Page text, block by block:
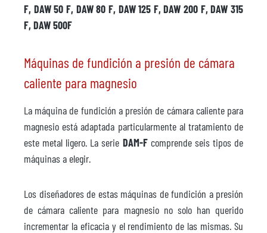
F, DAW 50 F, DAW 80 F, DAW 125 F, DAW 200 F, DAW 315
F, DAW 500F
Máquinas de fundición a presión de cámara
caliente para magnesio
La máquina de fundición a presión de cámara caliente para
magnesio está adaptada particularmente al tratamiento de
este metal ligero. La serie DAM-Fcomprende seis tipos de
máquinas a elegir.
Los diseñadores de estas máquinas de fundición a presión
de cámara caliente para magnesio no solo han querido
incrementar la eficacia y el rendimiento de las mismas. Su